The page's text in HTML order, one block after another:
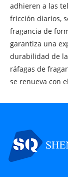
adhieren a las
fricción diarios,
fragancia de
garantiza una
durabilidad de
ráfagas de
se renueva con